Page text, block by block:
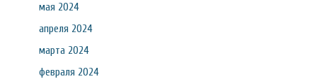
мая 2024
апреля 2024
марта 2024
февраля 2024